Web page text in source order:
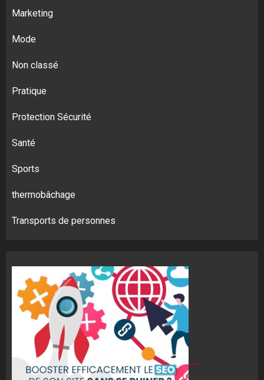
Marketing
Mode
Non classé
Pratique
Protection Sécurité
Santé
Sports
thermobâchage
Transports de personnes